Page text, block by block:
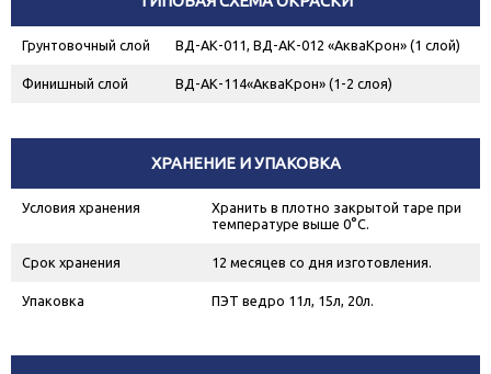
Грунтовочный слой ВД-АК-011, ВД-АК-012 «АкваКрон» (1 слой)
Финишный слой ВД-АК-114«АкваКрон» (1-2 слоя)
ХРАНЕНИЕ И УПАКОВКА
Условия хранения
Хранить в плотно закрытой таре при
температуре выше 0°С.
Срок хранения 12 месяцев со дня изготовления.
Упаковка ПЭТ ведро 11л, 15л, 20л.